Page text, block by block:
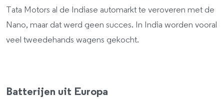
Tata Motors al de Indiase automarkt te veroveren met de
Nano, maar dat werd geen succes. In India worden vooral
veel tweedehands wagens gekocht.
Batterijen uit Europa